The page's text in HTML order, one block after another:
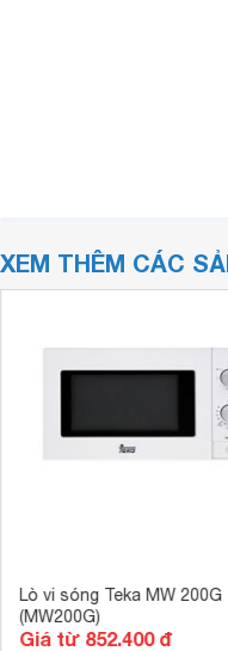
XEM THÊM CÁC
Lò vi sóng Teka MW 200G
(MW200G)
Giá từ 852.400 đ